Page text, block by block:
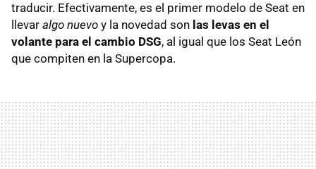
traducir. Efectivamente, es el primer modelo de Seat en
llevar algo nuevo y la novedad son las levas en el
volante para el cambio DSG, al igual que los Seat León
que compiten en la Supercopa.